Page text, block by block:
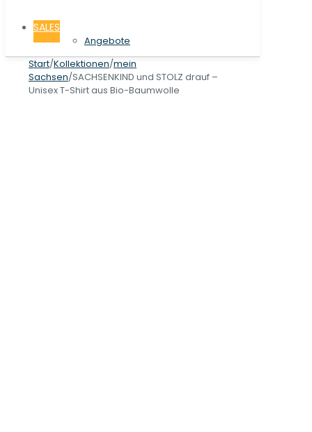
SALES
Angebote
Start/Kollektionen/mein
Sachsen/SACHSENKIND und STOLZ drauf –
Unisex T-Shirt aus Bio-Baumwolle